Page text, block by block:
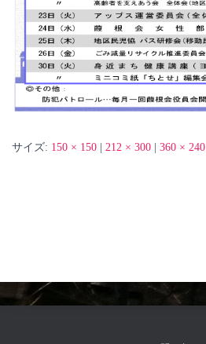
サイズ: 150 × 150 | 212 × 300 | 360 × 240